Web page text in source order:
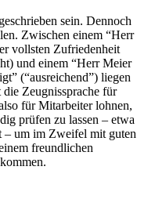
sein. Dennoch
Zwischen einem “Herr
vollsten Zufriedenheit
und einem “Herr Meier
(“ausreichend”) liegen
Zeugnissprache für
für Mitarbeiter lohnen,
prüfen zu lassen – etwa
– um im Zweifel mit guten
freundlichen